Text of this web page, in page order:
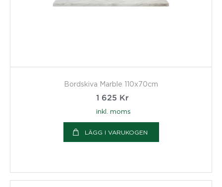
Bordskiva Marble 110x70cm
1 625 Kr
inkl. moms
LÄGG I VARUKOGEN